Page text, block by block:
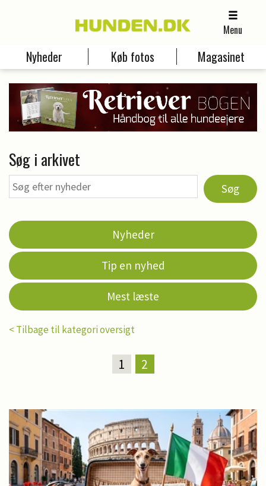
Menu
Nyheder Køb fotos Magasinet
Søg i arkivet
Søg
Nyheder
Tip en nyhed
Mest læste
< Tilbage til kategori oversigt
1 2